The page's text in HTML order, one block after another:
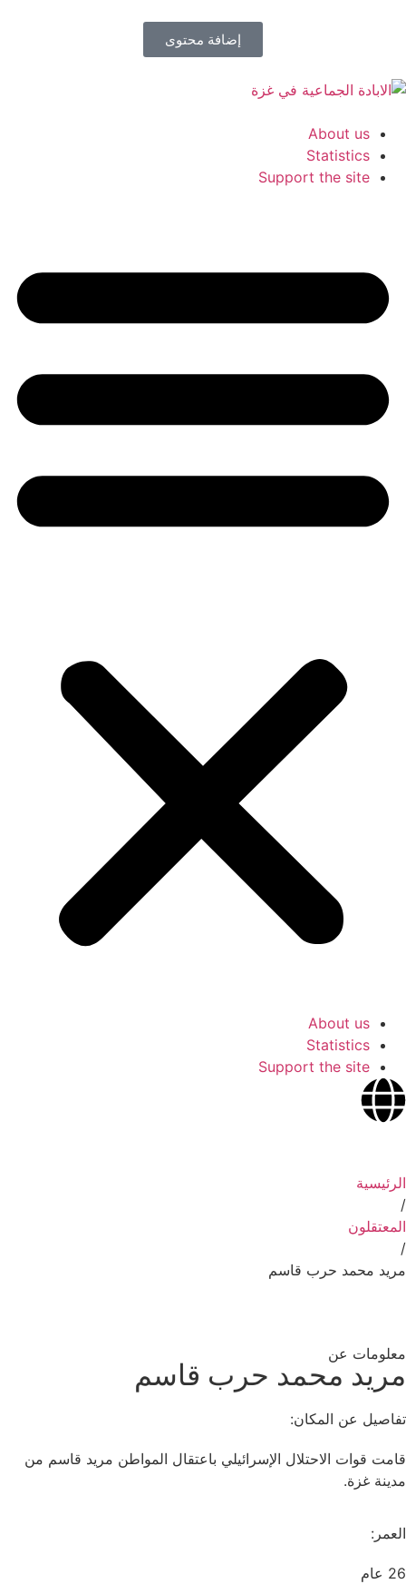
إضافة محتوى
About us
Statistics
Support the site
About us
Statistics
Support the site
الرئيسية
/
المعتقلون
/
مريد محمد حرب قاسم
معلومات عن
مريد محمد حرب قاسم
تفاصيل عن المكان:
قامت قوات الاحتلال الإسرائيلي باعتقال المواطن مريد قاسم من
مدينة غزة.
العمر:
26 عام